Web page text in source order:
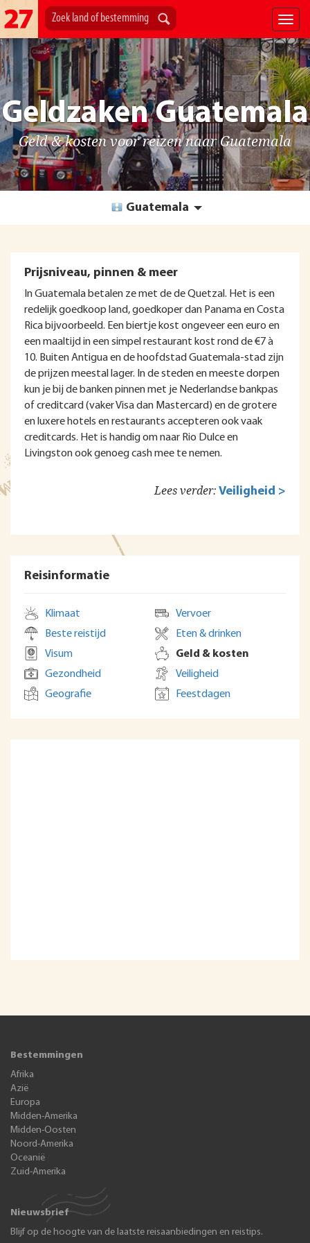
Geldzaken Guatemala
Geld & kosten voor reizen naar Guatemala
Guatemala
Prijsniveau, pinnen & meer
In Guatemala betalen ze met de de Quetzal. Het is een
redelijk goedkoop land, goedkoper dan Panama en Costa
Rica bijvoorbeeld. Een biertje kost ongeveer een euro en
een maaltijd in een simpel restaurant kost rond de €7 à
10. Buiten Antigua en de hoofdstad Guatemala-stad zijn
de prijzen meestal lager. In de steden en meeste dorpen
kun je bij de banken pinnen met je Nederlandse bankpas
of creditcard (vaker Visa dan Mastercard) en de grotere
en luxere hotels en restaurants accepteren ook vaak
creditcards. Het is handig om naar Rio Dulce en
Livingston ook genoeg cash mee te nemen.
Lees verder: Veiligheid >
Reisinformatie
Klimaat
Beste reistijd
Visum
Gezondheid
Geografie
Vervoer
Eten & drinken
Geld & kosten
Veiligheid
Feestdagen
Bestemmingen
Afrika
Azië
Europa
Midden-Amerika
Midden-Oosten
Noord-Amerika
Oceanië
Zuid-Amerika
Nieuwsbrief
Blijf op de hoogte van de laatste reisaanbiedingen en reistips.